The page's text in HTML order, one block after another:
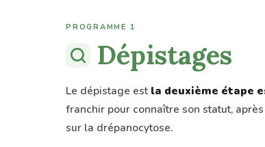
PROGRAMME 1
Dépistages
Le dépistage estla deuxième étape
franchir pour connaître son statut,
sur la drépanocytose.